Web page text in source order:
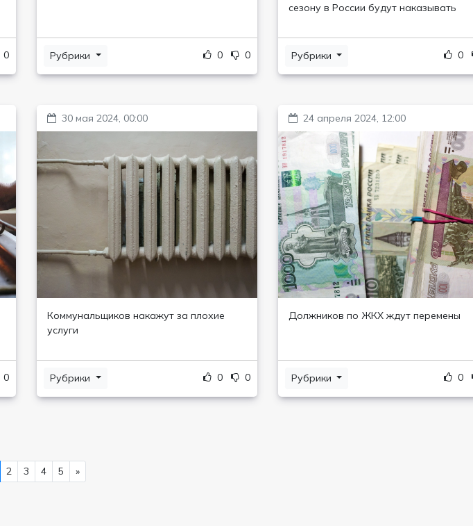
0 Рубрики 0 0
сезону в России будут наказывать
Рубрики 0
0
30 мая 2024, 00:00
Коммунальщиков накажут за плохие
услуги
Рубрики 0 0
24 апреля 2024, 12:00
Должников по ЖКХ ждут перемены
Рубрики 0
2 3 4 5 »